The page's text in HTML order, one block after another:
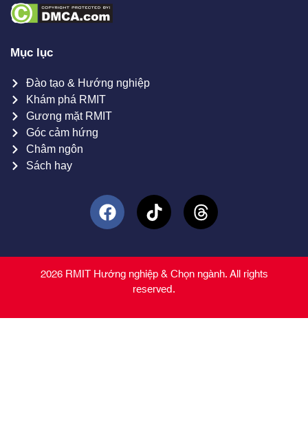
Mục lục
Đào tạo & Hướng nghiệp
Khám phá RMIT
Gương mặt RMIT
Góc cảm hứng
Châm ngôn
Sách hay
2026 RMIT Hướng nghiệp & Chọn ngành. All rights
reserved.